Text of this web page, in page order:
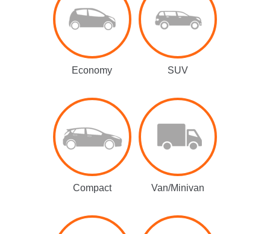
Economy SUV
Compact Van/Minivan